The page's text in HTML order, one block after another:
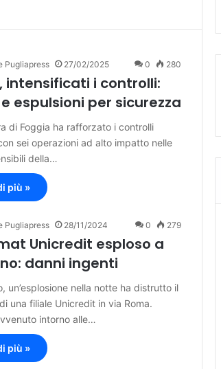
Pugliapress 27/02/2025 0 280
intensificati i controlli:
espulsioni per sicurezza
di Foggia ha rafforzato i controlli
sei operazioni ad alto impatto nelle
della…
più »
Pugliapress 28/11/2024 0 279
Unicredit esploso a
danni ingenti
un’esplosione nella notte ha distrutto il
una filiale Unicredit in via Roma.
intorno alle…
più »